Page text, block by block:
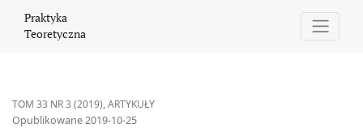
Praktyka
Teoretyczna
TOM 33 NR 3 (2019),ARTYKUŁY
Opublikowane 2019-10-25